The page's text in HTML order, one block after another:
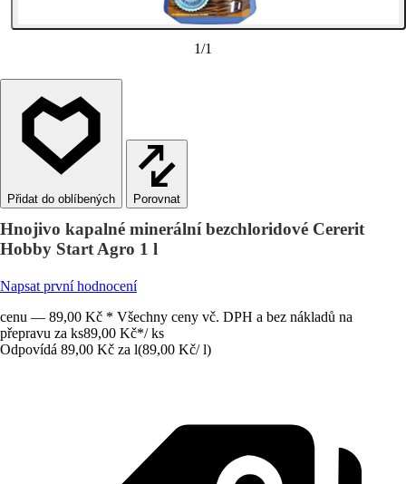
1/1
Porovnat
Hnojivo kapalné minerální bezchloridové Cererit
Hobby Start Agro 1 l
Napsat první hodnocení
cenu — 89,00 Kč * Všechny ceny vč. DPH a bez nákladů na
přepravu za ks89,00 Kč*/ ks
Odpovídá 89,00 Kč za l(89,00 Kč/ l)